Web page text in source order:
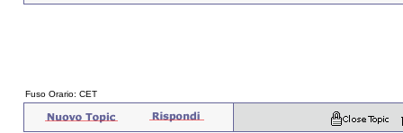
Fuso Orario: CET